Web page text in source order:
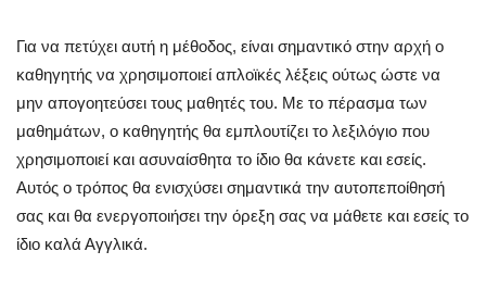
Για να πετύχει αυτή η μέθοδος, είναι σημαντικό στην αρχή ο
καθηγητής να χρησιμοποιεί απλοϊκές λέξεις ούτως ώστε να
μην απογοητεύσει τους μαθητές του. Με το πέρασμα των
μαθημάτων, ο καθηγητής θα εμπλουτίζει το λεξιλόγιο που
χρησιμοποιεί και ασυναίσθητα το ίδιο θα κάνετε και εσείς.
Αυτός ο τρόπος θα ενισχύσει σημαντικά την αυτοπεποίθησή
σας και θα ενεργοποιήσει την όρεξη σας να μάθετε και εσείς το
ίδιο καλά Αγγλικά.